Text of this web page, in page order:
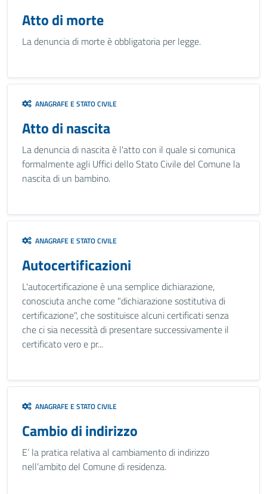
Atto di morte
La denuncia di morte è obbligatoria per legge.
ANAGRAFE E STATO CIVILE
Atto di nascita
La denuncia di nascita è l'atto con il quale si comunica
formalmente agli Uffici dello Stato Civile del Comune la
nascita di un bambino.
ANAGRAFE E STATO CIVILE
Autocertificazioni
L'autocertificazione è una semplice dichiarazione,
conosciuta anche come "dichiarazione sostitutiva di
certificazione", che sostituisce alcuni certificati senza
che ci sia necessità di presentare successivamente il
certificato vero e pr...
ANAGRAFE E STATO CIVILE
Cambio di indirizzo
E’ la pratica relativa al cambiamento di indirizzo
nell’ambito del Comune di residenza.